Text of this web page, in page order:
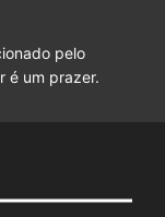
pelo
é um prazer.